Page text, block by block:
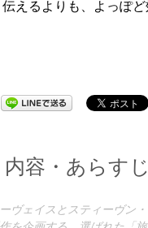
えるよりも、よっぽ
内容・あらすじ
ヴェイスとスティーヴン